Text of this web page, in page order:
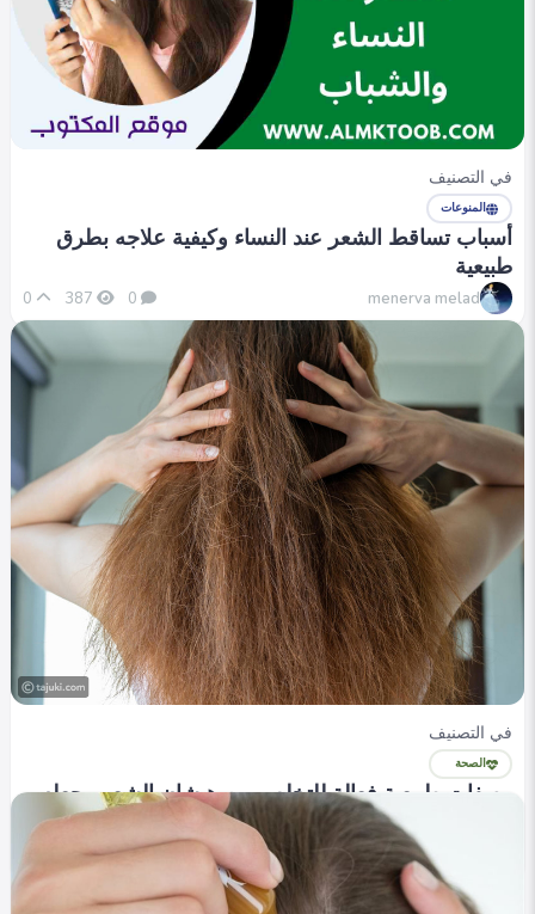
في التصنيف
المنوعات
أسباب تساقط الشعر عند النساء وكيفية علاجه بطرق
طبيعية
menerva melad
0
387
في التصنيف
الصحة
وصفات طبيعية فعالة للتخلص من هيشان الشعر وجعله
ناعم وسهل التسريح
ندا احمد 0
377